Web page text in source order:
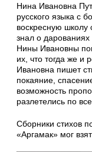
Нина Ивановна
русского языка с
воскресную школу
знал о
Нины Ивановны
их, что тогда же и
Ивановна пишет
покаяние,
возможность
разлетелись по
Сборники стихов
«Аргамак» мог